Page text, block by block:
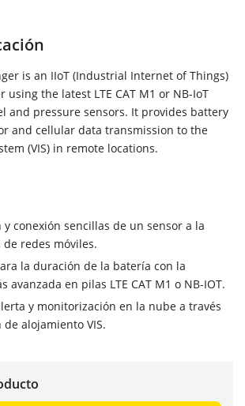
is an IIoT (Industrial Internet of Things)
the latest LTE CAT M1 or NB-IoT
and pressure sensors. It provides battery
and cellular data transmission to the
(VIS) in remote locations.
y conexión sencillas de un sensor a la
redes móviles.
la duración de la batería con la
avanzada en pilas LTE CAT M1 o NB-IOT.
y monitorización en la nube a través
alojamiento VIS.